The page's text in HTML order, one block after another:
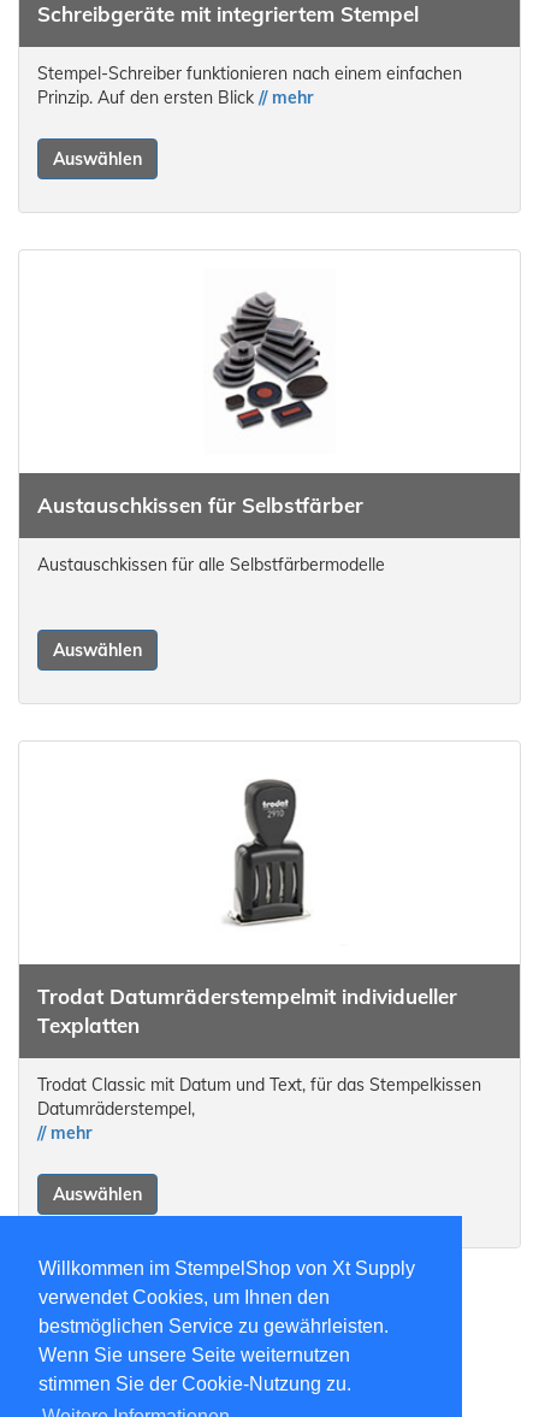
Willkommen im StempelShop von Xt Supply
verwendet Cookies, um Ihnen den
bestmöglichen Service zu gewährleisten.
Wenn Sie unsere Seite weiternutzen
stimmen Sie der Cookie-Nutzung zu.
Schreibgeräte mit integriertem Stempel
Stempel-Schreiber funktionieren nach einem einfachen
Prinzip. Auf den ersten Blick // mehr
Auswählen
Austauschkissen für Selbstfärber
Austauschkissen für alle Selbstfärbermodelle
Auswählen
Trodat Datumräderstempelmit individueller
Texplatten
Trodat Classic mit Datum und Text, für das Stempelkissen
Datumräderstempel,
// mehr
Auswählen
« 1 2 »